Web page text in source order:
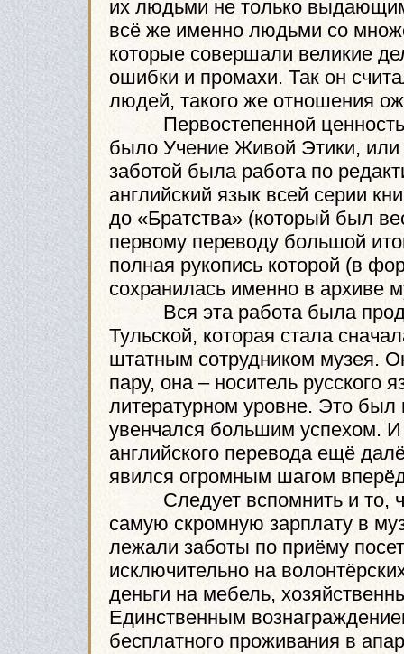
их людьми не только
всё же именно людьми со
которые совершали великие
ошибки и промахи. Так он
людей, такого же отношения
Первостепенной ценностью
было Учение Живой Этики, или
заботой была работа по
английский язык всей серии
до «Братства» (который был
первому переводу большой
полная рукопись которой (в
сохранилась именно в архиве
Вся эта работа была
Тульской, которая стала
штатным сотрудником музея.
пару, она – носитель русского
литературном уровне. Это был
увенчался большим успехом. И
английского перевода ещё
явился огромным шагом
Следует вспомнить и то,
самую скромную зарплату в
лежали заботы по приёму
исключительно на
деньги на мебель,
Единственным
бесплатного проживания в